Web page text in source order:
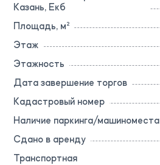
Казань, Екб
Площадь, м²
Этаж
Этажность
Дата завершение торгов
Кадастровый номер
Наличие паркинга/машиноместа
Сдано в аренду
Транспортная